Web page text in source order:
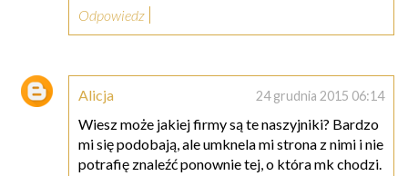
Odpowiedz
Alicja 24 grudnia 2015 06:14
Wiesz może jakiej firmy są te naszyjniki? Bardzo
mi się podobają, ale umknela mi strona z nimi i nie
potrafię znaleźć ponownie tej, o która mk chodzi.